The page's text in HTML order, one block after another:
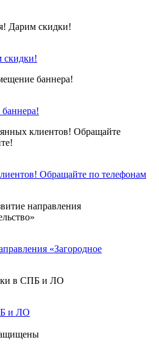
скидки!
Обращайте по телефонам
«Загородное
и ЛО